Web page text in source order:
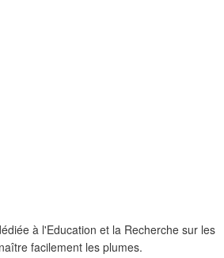
à l'Education et la Recherche sur les
facilement les plumes.